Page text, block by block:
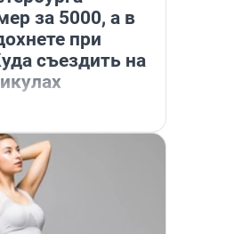
за 5000, а в
при
съездить на